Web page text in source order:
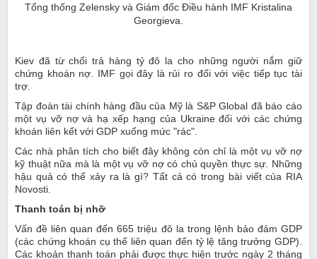
Tổng thống Zelensky và Giám đốc Điều hành IMF Kristalina
Georgieva.
Kiev đã từ chối trả hàng tỷ đô la cho những người nắm giữ
chứng khoán nợ. IMF gọi đây là rủi ro đối với việc tiếp tục tài
trợ.
Tập đoàn tài chính hàng đầu của Mỹ là S&P Global đã báo cáo
một vụ vỡ nợ và hạ xếp hạng của Ukraine đối với các chứng
khoán liên kết với GDP xuống mức "rác".
Các nhà phân tích cho biết đây không còn chỉ là một vụ vỡ nợ
kỹ thuật nữa mà là một vụ vỡ nợ có chủ quyền thực sự. Những
hậu quả có thể xảy ra là gì? Tất cả có trong bài viết của RIA
Novosti.
Thanh toán bị nhỡ
Vấn đề liên quan đến 665 triệu đô la trong lệnh bảo đảm GDP
(các chứng khoán cụ thể liên quan đến tỷ lệ tăng trưởng GDP).
Các khoản thanh toán phải được thực hiện trước ngày 2 tháng